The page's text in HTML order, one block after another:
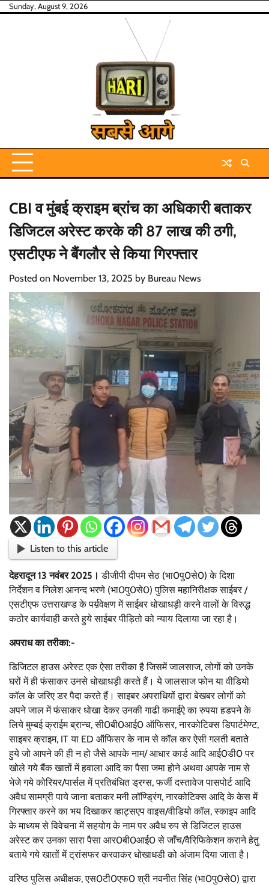
SkipSunday, August 9, 2026
CBI व मुंबई क्राइम ब्रांच का अधिकारी बताकर
डिजिटल अरेस्ट करके की 87 लाख की ठगी,
एसटीएफ ने बैंगलौर से किया गिरफ्तार
Posted on November 13, 2025 by Bureau News
Listen to this article
देहरादून 13 नवंबर 2025। डीजीपी दीपम सेठ (भा0पु0से0) के दिशा
निर्देशन व निलेश आनन्द भरणे (भा0पु0से0) पुलिस महानिरीक्षक साईबर /
एसटीएफ उत्तराखण्ड के पर्य़वेक्षण में साईबर धोखाधड़ी करने वालों के विरुद्ध
कठोर कार्यवाही करते हुये साईबर पीड़ितो को न्याय दिलाया जा रहा है।
अपराध का तरीका:-
डिजिटल हाउस अरेस्ट एक ऐसा तरीका है जिसमें जालसाज, लोगों को उनके
घरों में ही फंसाकर उनसे धोखाधड़ी करते हैं। ये जालसाज फोन या वीडियो
कॉल के जरिए डर पैदा करते हैं। साइबर अपराधियों द्वारा बेखबर लोगों को
अपने जाल में फंसाकर धोखा देकर उनकी गाढी कमाईऐ का रुपया हडपने के
लिये मुम्बई क्राईम ब्रान्च, सी0बी0आई0 ऑफिसर, नारकोटिक्स डिपार्टमेण्ट,
साइबर क्राइम, IT या ED ऑफिसर के नाम से कॉल कर ऐसी गलती बताते
हुये जो आपने की ही न हो जैसे आपके नाम/ आधार कार्ड आदि आई0डी0 पर
खोले गये बैंक खातों में हवाला आदि का पैसा जमा होने अथवा आपके नाम से
भेजे गये कोरियर/पार्सल में प्रतिबंधित ड्रग्स, फर्जी दस्तावेज पासपोर्ट आदि
अवैध सामग्री पाये जाना बताकर मनी लॉण्ड्रिंग, नारकोटिक्स आदि के केस में
गिरफ्तार करने का भय दिखाकर व्हाट्सएप वाइस/वीडियो कॉल, स्काइप आदि
के माध्यम से विवेचना में सहयोग के नाम पर अवैध रुप से डिजिटल हाउस
अरेस्ट कर उनका सारा पैसा आर0बी0आई0 से जाँच/वैरिफिकेशन कराने हेतु
बताये गये खातों में ट्रांसफर करवाकर धोखाधडी को अंजाम दिया जाता है।
वरिष्ठ पुलिस अधीक्षक, एस0टी0एफ0 श्री नवनीत सिंह (भा0पु0से0) द्वारा